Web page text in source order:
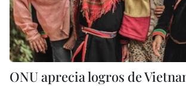
ONU aprecia logros de